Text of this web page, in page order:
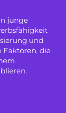
junge
und
Faktoren, die